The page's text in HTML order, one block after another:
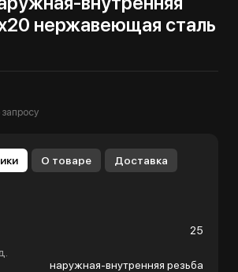
нержавеющая сталь
О товаре Доставка
25
наружная-внутренняя резьба